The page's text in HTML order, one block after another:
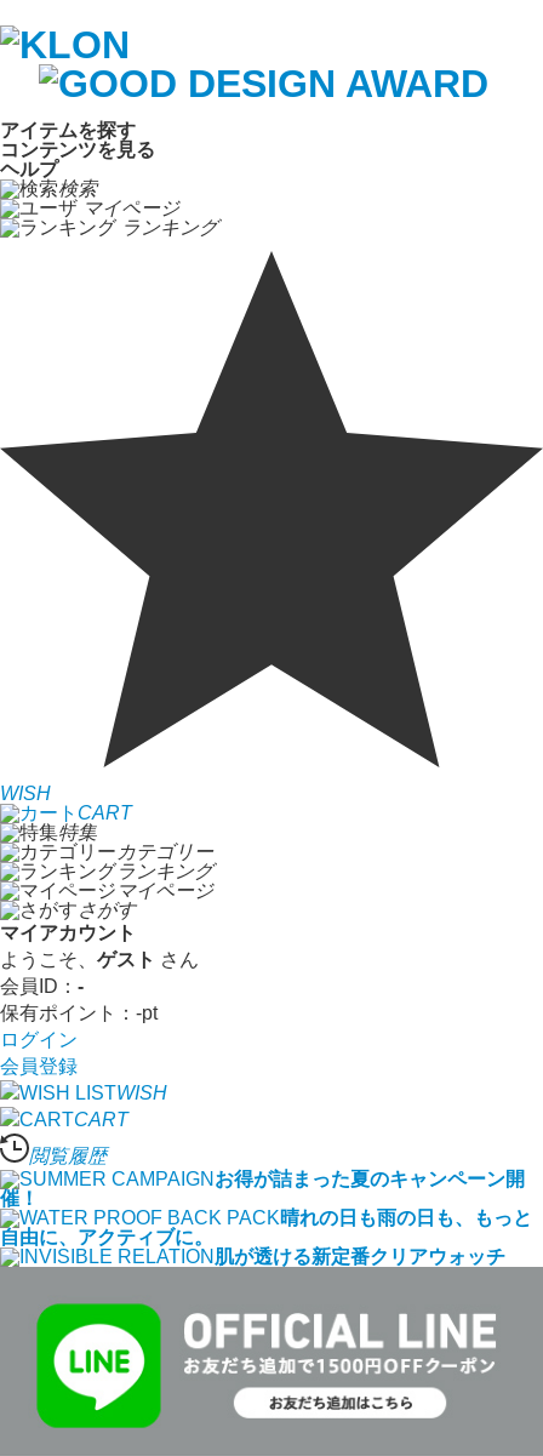
アイテムを探す
コンテンツを見る
ヘルプ
検索
マイページ
ランキング
WISH
CART
特集
カテゴリー
ランキング
マイページ
さがす
マイアカウント
ようこそ、 ゲスト さん
会員ID： -
保有ポイント： -pt
ログイン
会員登録
WISH
CART
閲覧履歴
お得が詰まった夏のキャンペーン開
催！
晴れの日も雨の日も、もっと
自由に、アクティブに。
肌が透ける新定番クリアウォッチ